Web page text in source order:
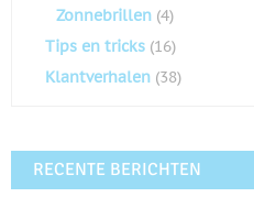
Zonnebrillen (4)
Tips en tricks (16)
Klantverhalen (38)
RECENTE BERICHTEN